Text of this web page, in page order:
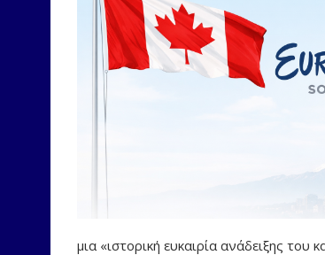
μια «ιστορική ευκαιρία ανάδειξης